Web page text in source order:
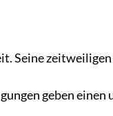
Seine
geben